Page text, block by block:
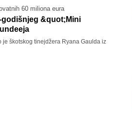
60 miliona eura
&quot;Mini
je škotskog tinejdžera Ryana Gaulda iz